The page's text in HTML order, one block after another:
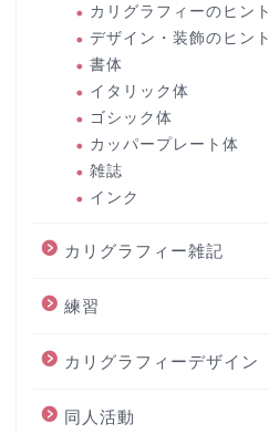
カリグラフィーのヒント
デザイン・装飾のヒント
書体
イタリック体
ゴシック体
カッパープレート体
雑誌
インク
カリグラフィー雑記
練習
カリグラフィーデザイン
同人活動